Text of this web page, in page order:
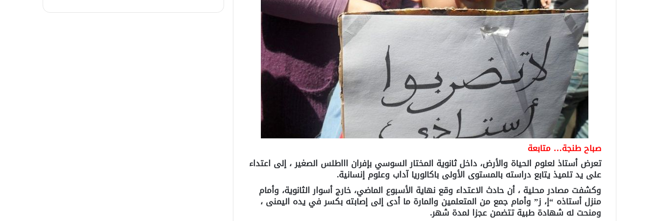
صباح طنجة… متابعة
تعرض أستاذ لعلوم الحياة والأرض، داخل ثانوية المختار السوسي بإفران اااطلس الصغير ، إلى اعتداء
على يد تلميذ يتابع دراسته بالمستوى الأولى باكالوريا آداب وعلوم إنسانية.
وكشفت مصادر محلية ، أن حادث الاعتداء وقع نهاية الأسبوع الماضي، خارج أسوار الثانوية، وأمام
منزل أستاذه “إ، ز” وأمام جمع من المتعلمين والمارة ما أدى إلى إصابته بكسر في يده اليمنى ،
ومنحت له شهادة طبية تتضمن عجزا لمدة شهر.